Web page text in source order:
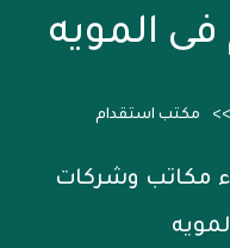
المويه
مكتب استقدام
مكاتب وشركات